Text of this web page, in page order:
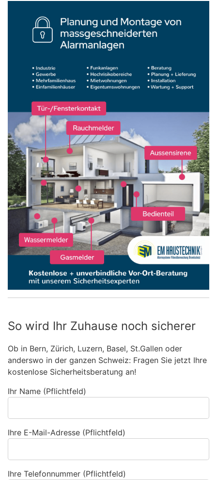
So wird Ihr Zuhause noch sicherer
Ob in Bern, Zürich, Luzern, Basel, St.Gallen oder
anderswo in der ganzen Schweiz: Fragen Sie jetzt Ihre
kostenlose Sicherheitsberatung an!
Ihr Name (Pflichtfeld)
Ihre E-Mail-Adresse (Pflichtfeld)
Ihre Telefonnummer (Pflichtfeld)